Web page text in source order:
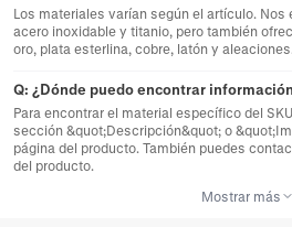
Los materiales varían según el artículo.
acero inoxidable y titanio, pero también
oro, plata esterlina, cobre, latón y aleaciones.
Q: ¿Dónde puedo encontrar
Para encontrar el material específico del
sección &quot;Descripción&quot; o
página del producto. También puedes
del producto.
Mostrar más